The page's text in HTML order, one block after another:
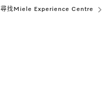
尋找Miele Experience Centre